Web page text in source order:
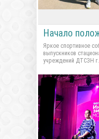
Начало
Яркое спортивное
выпускников
учреждений ДТСЗН